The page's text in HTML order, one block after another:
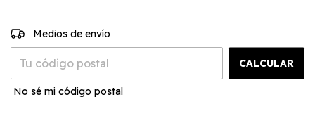
Entregas para el CP:
Medios de envío
CALCULAR
No sé mi código postal